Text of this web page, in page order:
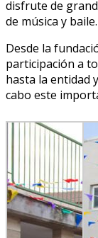
disfrute de
de música y baile.
Desde la
participación a
hasta la entidad
cabo este